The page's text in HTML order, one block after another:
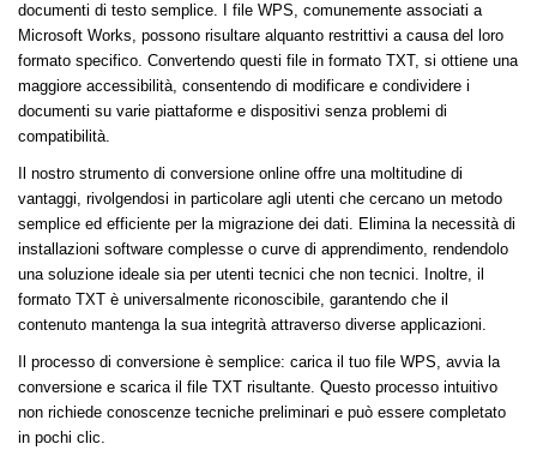
documenti di testo semplice. I file WPS, comunemente associati a
Microsoft Works, possono risultare alquanto restrittivi a causa del loro
formato specifico. Convertendo questi file in formato TXT, si ottiene una
maggiore accessibilità, consentendo di modificare e condividere i
documenti su varie piattaforme e dispositivi senza problemi di
compatibilità.
Il nostro strumento di conversione online offre una moltitudine di
vantaggi, rivolgendosi in particolare agli utenti che cercano un metodo
semplice ed efficiente per la migrazione dei dati. Elimina la necessità di
installazioni software complesse o curve di apprendimento, rendendolo
una soluzione ideale sia per utenti tecnici che non tecnici. Inoltre, il
formato TXT è universalmente riconoscibile, garantendo che il
contenuto mantenga la sua integrità attraverso diverse applicazioni.
Il processo di conversione è semplice: carica il tuo file WPS, avvia la
conversione e scarica il file TXT risultante. Questo processo intuitivo
non richiede conoscenze tecniche preliminari e può essere completato
in pochi clic.